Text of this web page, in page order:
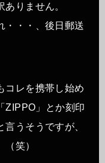
りません。
・・・、後日郵送
コレを携帯し始め
ZIPPO」とか刻印
うそうですが、
笑）